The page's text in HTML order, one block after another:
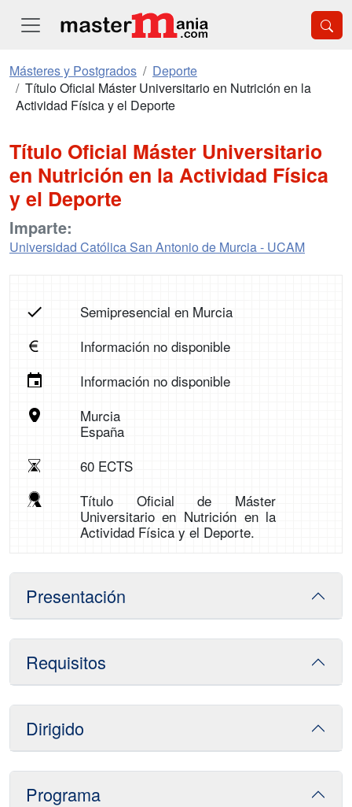
Másteres y Postgrados
Deporte
Título Oficial Máster Universitario en Nutrición en la
Actividad Física y el Deporte
Título Oficial Máster Universitario
en Nutrición en la Actividad Física
y el Deporte
Imparte:
Universidad Católica San Antonio de Murcia - UCAM
Semipresencial en Murcia
Información no disponible
Información no disponible
Murcia
España
60 ECTS
Título Oficial de Máster
Universitario en Nutrición en la
Actividad Física y el Deporte.
Presentación
Requisitos
Dirigido
Programa